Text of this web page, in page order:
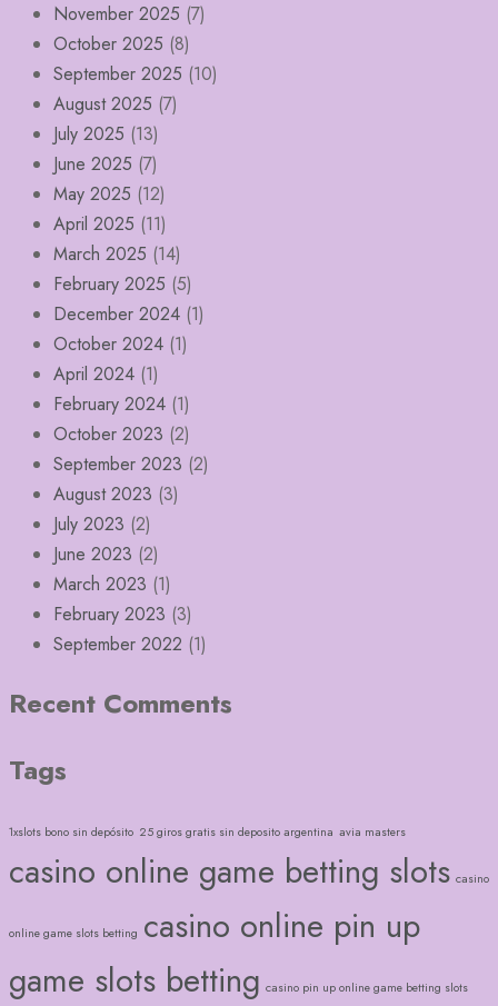
November 2025 (7)
October 2025 (8)
September 2025 (10)
August 2025 (7)
July 2025 (13)
June 2025 (7)
May 2025 (12)
April 2025 (11)
March 2025 (14)
February 2025 (5)
December 2024 (1)
October 2024 (1)
April 2024 (1)
February 2024 (1)
October 2023 (2)
September 2023 (2)
August 2023 (3)
July 2023 (2)
June 2023 (2)
March 2023 (1)
February 2023 (3)
September 2022 (1)
Recent Comments
Tags
1xslots bono sin depósito 25 giros gratis sin deposito argentina avia masters
casino online game betting slots casino
online game slots betting casino online pin up
game slots betting casino pin up online game betting slots